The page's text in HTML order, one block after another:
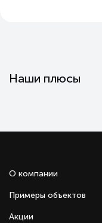
Наши плюсы
О компании
Примеры объектов
Акции